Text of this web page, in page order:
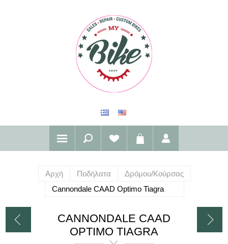
Αρχή Ποδήλατα
Δρόμου/Κούρσας
Cannondale CAAD Optimo Tiagra
CANNONDALE CAAD
OPTIMO TIAGRA